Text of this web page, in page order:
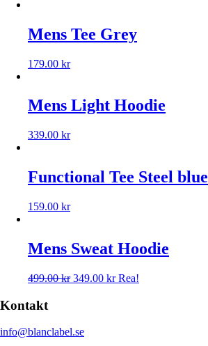
Mens Tee Grey
179.00 kr
Mens Light Hoodie
339.00 kr
Functional Tee Steel blue
159.00 kr
Mens Sweat Hoodie
499.00kr 349.00 kr Rea!
Kontakt
info@blanclabel.se